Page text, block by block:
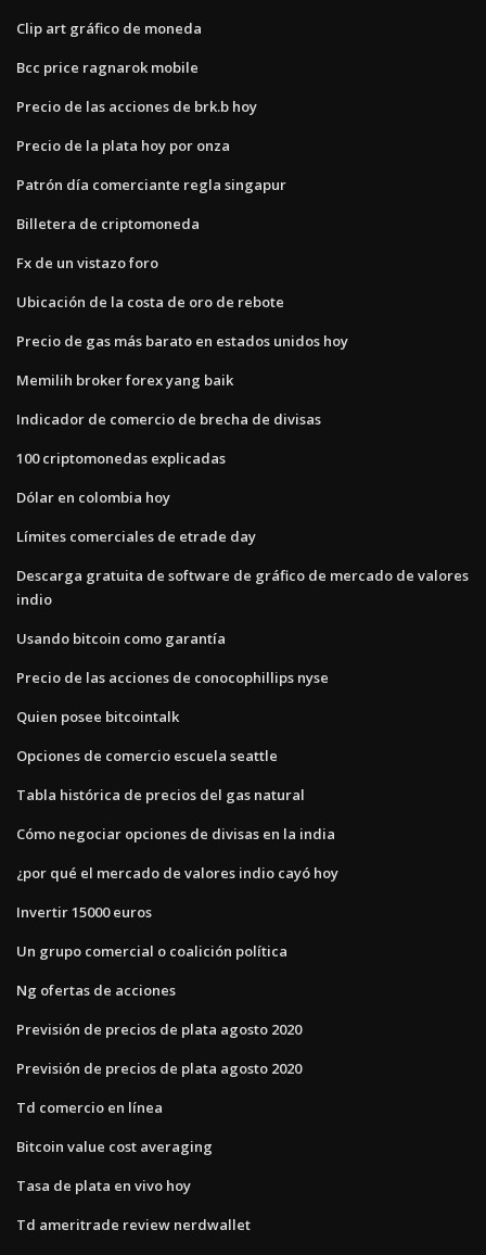
Clip art gráfico de moneda
Bcc price ragnarok mobile
Precio de las acciones de brk.b hoy
Precio de la plata hoy por onza
Patrón día comerciante regla singapur
Billetera de criptomoneda
Fx de un vistazo foro
Ubicación de la costa de oro de rebote
Precio de gas más barato en estados unidos hoy
Memilih broker forex yang baik
Indicador de comercio de brecha de divisas
100 criptomonedas explicadas
Dólar en colombia hoy
Límites comerciales de etrade day
Descarga gratuita de software de gráfico de mercado de valores
indio
Usando bitcoin como garantía
Precio de las acciones de conocophillips nyse
Quien posee bitcointalk
Opciones de comercio escuela seattle
Tabla histórica de precios del gas natural
Cómo negociar opciones de divisas en la india
¿por qué el mercado de valores indio cayó hoy
Invertir 15000 euros
Un grupo comercial o coalición política
Ng ofertas de acciones
Previsión de precios de plata agosto 2020
Previsión de precios de plata agosto 2020
Td comercio en línea
Bitcoin value cost averaging
Tasa de plata en vivo hoy
Td ameritrade review nerdwallet